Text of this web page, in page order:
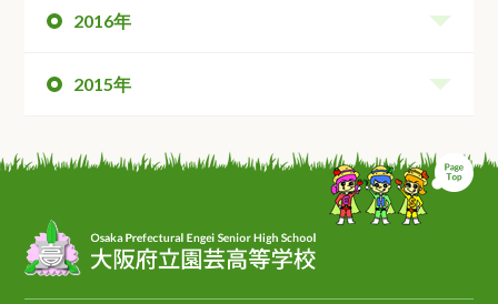
2016年
2015年
ペ